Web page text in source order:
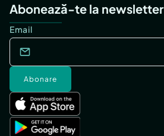
Abonează-te la newsletter
Email
Abonare